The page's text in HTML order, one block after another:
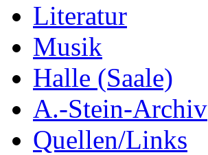
Literatur
Musik
Halle (Saale)
A.-Stein-Archiv
Quellen/Links